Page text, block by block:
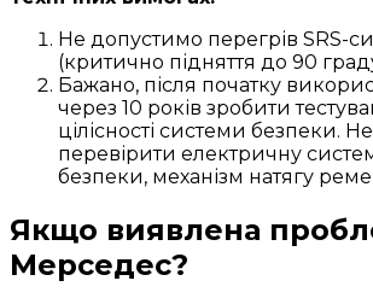
Не допустимо перегрів SRS-
(критично підняття до 90
Бажано, після початку
через 10 років зробити
цілісності системи безпеки.
перевірити електричну
безпеки, механізм натягу
Якщо виявлена
Мерседес?